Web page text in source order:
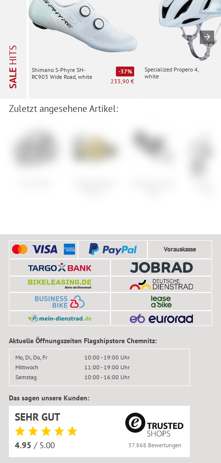
SALE
HITS
Shimano S-Phyre SH-
RC903 Wide Road, white
-37%
233,90 €
Specialized Propero 4,
white
Zuletzt angesehene Artikel:
Vorauskasse
Aktuelle Öffnungszeiten Flagshipstore Chemnitz:
Mo, Di, Do, Fr
10:00 - 19:00 Uhr
Mittwoch
11:00 - 19:00 Uhr
Samstag
10:00 - 16:00 Uhr
Das sagen unsere Kunden:
SEHR GUT
4.95 / 5.00 37.868 Bewertungen